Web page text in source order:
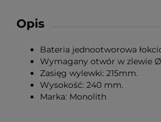
Opis
Bateria jednootworowa
Wymagany otwór w zlewie
Zasięg wylewki: 215mm.
Wysokość: 240 mm.
Marka: Monolith